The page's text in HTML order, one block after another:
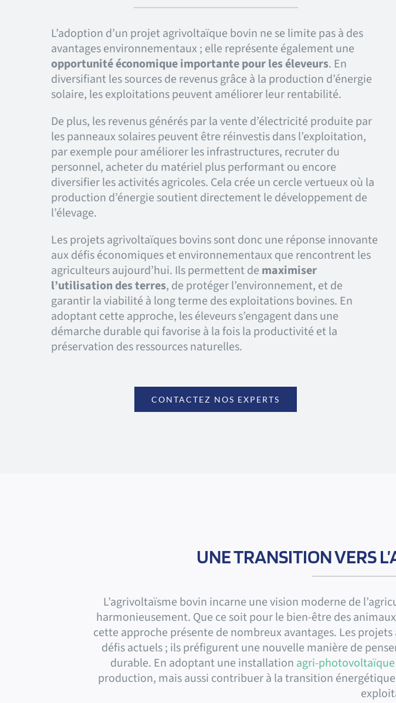
L’adoption d’un projet agrivoltaïque bovin ne se limite pas à des
avantages environnementaux ; elle représente également une
opportunité économique importante pour les éleveurs. En
diversifiant les sources de revenus grâce à la production d’énergie
solaire, les exploitations peuvent améliorer leur rentabilité.
De plus, les revenus générés par la vente d’électricité produite par
les panneaux solaires peuvent être réinvestis dans l’exploitation,
par exemple pour améliorer les infrastructures, recruter du
personnel, acheter du matériel plus performant ou encore
diversifier les activités agricoles. Cela crée un cercle vertueux où la
production d’énergie soutient directement le développement de
l’élevage.
Les projets agrivoltaïques bovins sont donc une réponse innovante
aux défis économiques et environnementaux que rencontrent les
agriculteurs aujourd’hui. Ils permettent de maximiser
l’utilisation des terres, de protéger l’environnement, et de
garantir la viabilité à long terme des exploitations bovines. En
adoptant cette approche, les éleveurs s’engagent dans une
démarche durable qui favorise à la fois la productivité et la
préservation des ressources naturelles.
CONTACTEZ NOS EXPERTS
UNE TRANSITION VERS
L’agrivoltaïsme bovin incarne une vision moderne de
harmonieusement. Que ce soit pour le bien-être des
cette approche présente de nombreux avantages. Les
défis actuels ; ils préfigurent une nouvelle manière de
durable. En adoptant une installation agri-photovoltaïque
production, mais aussi contribuer à la transition